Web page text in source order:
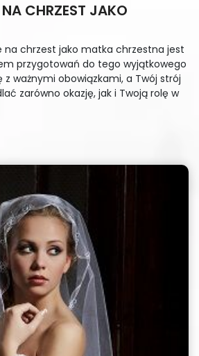
CHRZEST JAKO
na chrzest jako matka chrzestna jest
przygotowań do tego wyjątkowego
z ważnymi obowiązkami, a Twój strój
zarówno okazję, jak i Twoją rolę w